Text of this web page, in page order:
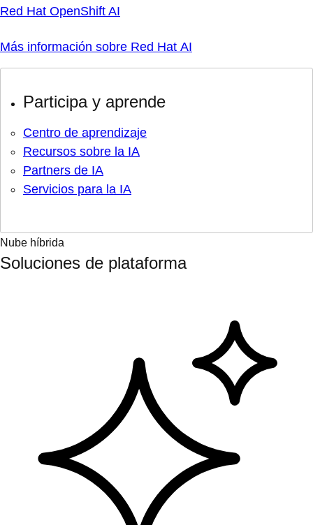
Red Hat OpenShift AI
Más información sobre Red Hat AI
Participa y aprende
Centro de aprendizaje
Recursos sobre la IA
Partners de IA
Servicios para la IA
Nube híbrida
Soluciones de plataforma